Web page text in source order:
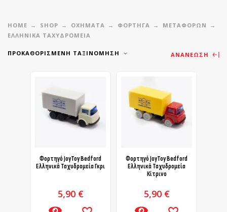
HOME SHOP ΟΧΗΜΑΤΑ ΦΟΡΤΗΓΑ
ΜΕΤΑΦΟΡΩΝ
ΕΛΛΗΝΙΚΑ ΤΑΧΥΔΡΟΜΕΙΑ
ΠΡΟΚΑΘΟΡΙΣΜΈΝΗ ΤΑΞΙΝΌΜΗΣΗ ΑΝΑΝΈΩΣΗ
Φορτηγό JoyToy Bedford
Ελληνικά Ταχυδρομεία Γκρι
5,90 €
Φορτηγό JoyToy Bedford
Ελληνικά Ταχυδρομεία
Κίτρινο
5,90 €